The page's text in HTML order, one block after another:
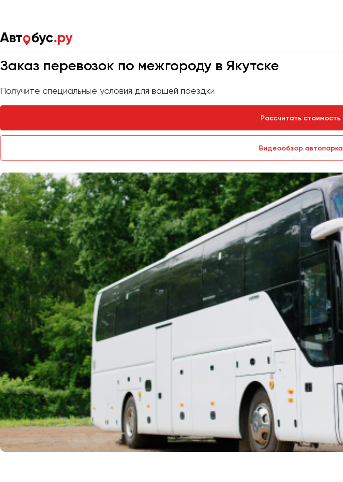
Главная Услуги Перевозки по межгороду
Мы на связи 24/7
Заказ перевозок по межгороду в Якутске
Получите специальные условия для вашей поездки
Рассчитать стоимость
Видеообзор автопарка